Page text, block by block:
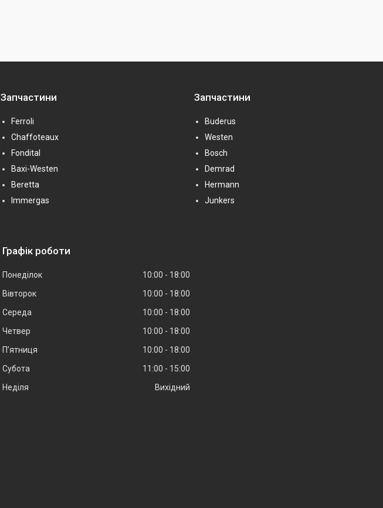
Запчастини
Ferroli
Chaffoteaux
Fondital
Baxi-Westen
Beretta
Immergas
Запчастини
Buderus
Westen
Bosch
Demrad
Hermann
Junkers
Графік роботи
Понеділок 10:00
18:00
Вівторок
10:00
18:00
Середа
10:00
18:00
Четвер
10:00
18:00
Пʼятниця
10:00
18:00
Субота
11:00
15:00
Неділя
Вихідний